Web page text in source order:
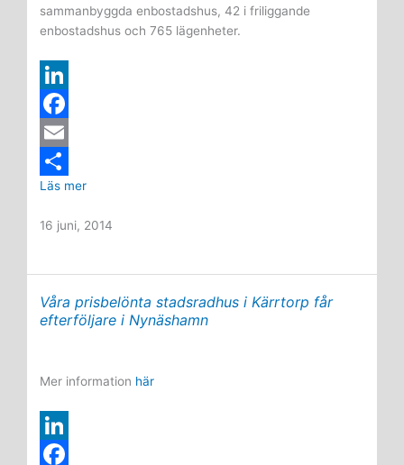
sammanbyggda enbo­stads­hus, 42 i fri­lig­gande
enbostadshus och 765 lägenheter.
L
n
k
e
I
n
F
a
c
e
o
o
E
m
a
l
D
e
a
En
stadsdel
Skrubba
Malm
Läs mer
16 juni, 2014
Våra prisbelönta stadsradhus i Kärrtorp får
efterföljare i Nynäshamn
Mer information här
L